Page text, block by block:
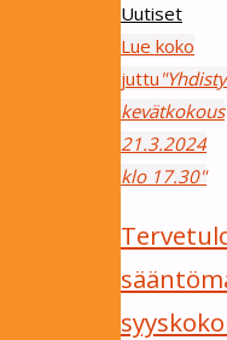
Uutiset
Lue koko
juttu
kevätkokous
21.3.2024
klo 17.30"